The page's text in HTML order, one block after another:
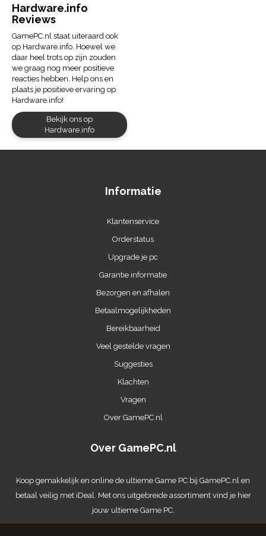
Hardware.info
Reviews
GamePC.nl staat uiteraard ook
op Hardware.info. Hoewel we
daar heel trots op zijn zouden
we graag nog meer positieve
reacties hebben. Help ons en
plaats je positieve ervaring op
Hardware.info!
Bekijk ons op
Hardware.info
Informatie
Klantenservice
Orderstatus
Upgrade je pc
Garantie informatie
Bezorgen en afhalen
Betaalmogelijkheden
Bereikbaarheid
Veel gestelde vragen
Suggesties
Klachten
Vragen
Over GamePC.nl
Over GamePC.nl
Koop gemakkelijk en online de ultieme Game PC bij GamePC.nl en
betaal veilig met iDeal. Met ons uitgebreide assortiment vind je hier
jouw ultieme Game PC.